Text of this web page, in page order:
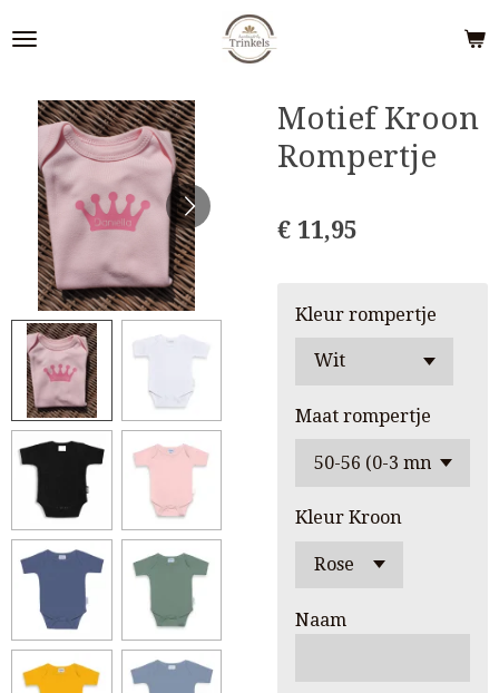
direct
hoofdinhoud
Motief Kroon
Rompertje
€ 11,95
Kleur rompertje
Maat rompertje
Kleur Kroon
Naam